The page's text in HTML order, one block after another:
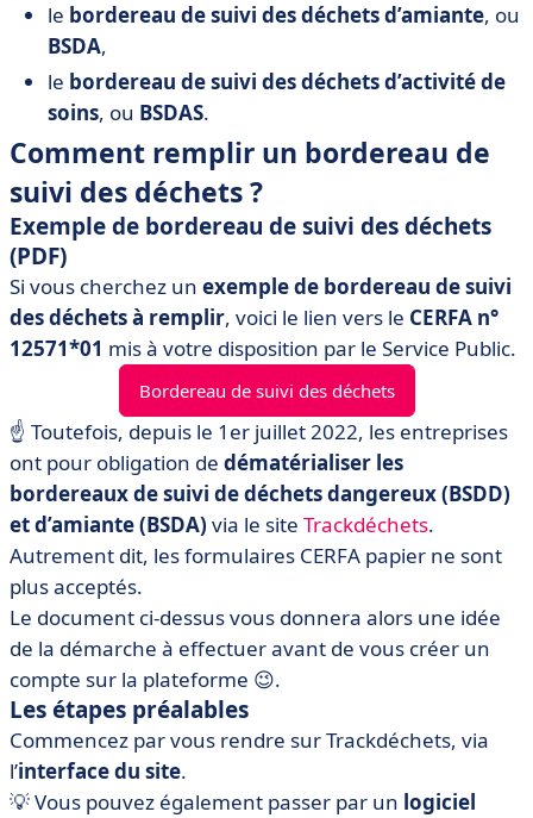
le bordereau de suivi des déchets d’amiante, ou
BSDA,
le bordereau de suivi des déchets d’activité de
soins, ou BSDAS.
Comment remplir un bordereau de
suivi des déchets ?
Exemple de bordereau de suivi des déchets
(PDF)
Si vous cherchez un exemple de bordereau de suivi
des déchets à remplir, voici le lien vers le CERFA n°
12571*01 mis à votre disposition par le Service Public.
Bordereau de suivi des déchets
☝️ Toutefois, depuis le 1er juillet 2022, les entreprises
ont pour obligation de dématérialiser les
bordereaux de suivi de déchets dangereux (BSDD)
et d’amiante (BSDA) via le site Trackdéchets.
Autrement dit, les formulaires CERFA papier ne sont
plus acceptés.
Le document ci-dessus vous donnera alors une idée
de la démarche à effectuer avant de vous créer un
compte sur la plateforme 😉.
Les étapes préalables
Commencez par vous rendre sur Trackdéchets, via
l’interface du site.
💡 Vous pouvez également passer par un logiciel